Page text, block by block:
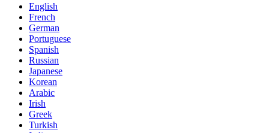
English
French
German
Portuguese
Spanish
Russian
Japanese
Korean
Arabic
Irish
Greek
Turkish